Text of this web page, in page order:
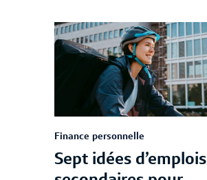
Finance personnelle
Sept idées d’emplois